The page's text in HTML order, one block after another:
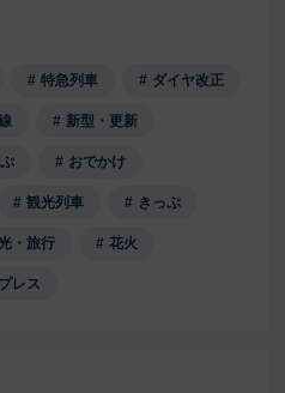
特急列車 ダイヤ改正
新型・更新
おでかけ
観光列車 きっぷ
・旅行 花火
レス